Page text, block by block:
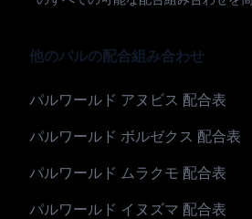
他のパルの配合組み合わせ
パルワールド アヌビス 配合表
パルワールド ボルゼクス 配合表
パルワールド ムラクモ 配合表
パルワールド イヌズマ 配合表